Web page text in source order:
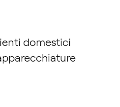
domestici